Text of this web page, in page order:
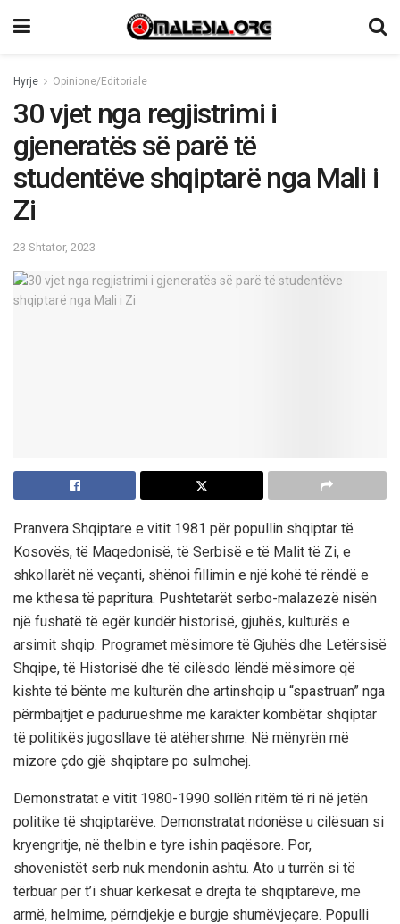
Hyrje Opinione/Editoriale
30 vjet nga regjistrimi i
gjeneratës së parë të
studentëve shqiptarë nga Mali i
Zi
23 Shtator, 2023
Pranvera Shqiptare e vitit 1981 për popullin shqiptar të
Kosovës, të Maqedonisë, të Serbisë e të Malit të Zi, e
shkollarët në veçanti, shënoi fillimin e një kohë të rëndë e
me kthesa të papritura. Pushtetarët serbo-malazezë nisën
një fushatë të egër kundër historisë, gjuhës, kulturës e
arsimit shqip. Programet mësimore të Gjuhës dhe Letërsisë
Shqipe, të Historisë dhe të cilësdo lëndë mësimore që
kishte të bënte me kulturën dhe artinshqip u “spastruan” nga
përmbajtjet e padurueshme me karakter kombëtar shqiptar
të politikës jugosllave të atëhershme. Në mënyrën më
mizore çdo gjë shqiptare po sulmohej.
Demonstratat e vitit 1980-1990 sollën ritëm të ri në jetën
politike të shqiptarëve. Demonstratat ndonëse u cilësuan si
kryengritje, në thelbin e tyre ishin paqësore. Por,
shovenistët serb nuk mendonin ashtu. Ato u turrën si të
tërbuar për t’i shuar kërkesat e drejta të shqiptarëve, me
armë, helmime, përndjekje e burgje shumëvjeçare. Populli